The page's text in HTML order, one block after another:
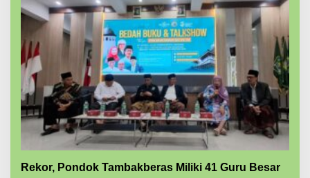
Rekor, Pondok Tambakberas Miliki 41 Guru Besar